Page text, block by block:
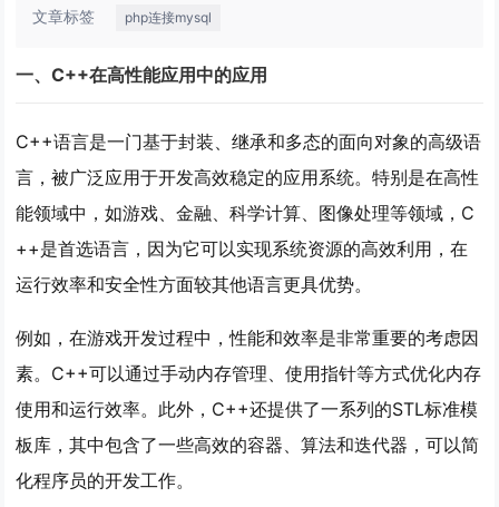
文章标签 php连接mysql
一、C++在高性能应用中的应用
C++语言是一门基于封装、继承和多态的面向对象的高级语
言，被广泛应用于开发高效稳定的应用系统。特别是在高性
能领域中，如游戏、金融、科学计算、图像处理等领域，C
++是首选语言，因为它可以实现系统资源的高效利用，在
运行效率和安全性方面较其他语言更具优势。
例如，在游戏开发过程中，性能和效率是非常重要的考虑因
素。C++可以通过手动内存管理、使用指针等方式优化内存
使用和运行效率。此外，C++还提供了一系列的STL标准模
板库，其中包含了一些高效的容器、算法和迭代器，可以简
化程序员的开发工作。